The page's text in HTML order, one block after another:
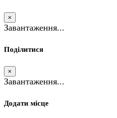
×
Завантаження...
Поділитися
×
Завантаження...
Додати місце